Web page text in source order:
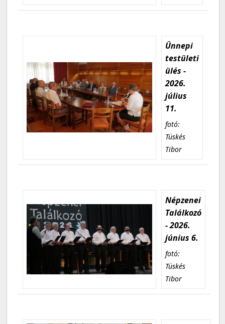
Ünnepi
testületi
ülés -
2026.
július
11.
fotó:
Tüskés
Tibor
Népzenei
Találkozó
- 2026.
június 6.
fotó:
Tüskés
Tibor